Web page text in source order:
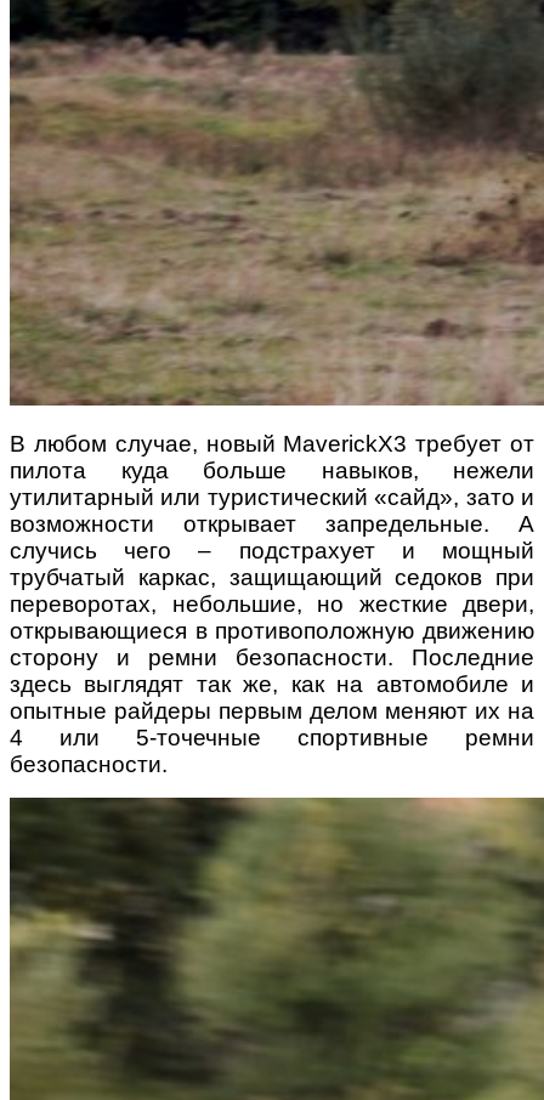
В любом случае, новый MaverickX3 требует от
пилота куда больше навыков, нежели
утилитарный или туристический «сайд», зато и
возможности открывает запредельные. А
случись чего – подстрахует и мощный
трубчатый каркас, защищающий седоков при
переворотах, небольшие, но жесткие двери,
открывающиеся в противоположную движению
сторону и ремни безопасности. Последние
здесь выглядят так же, как на автомобиле и
опытные райдеры первым делом меняют их на
4 или 5-точечные спортивные ремни
безопасности.